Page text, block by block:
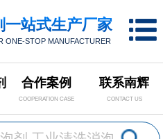
一站式生产厂家
ONE-STOP MANUFACTURER
合作案例
COOPERATION CASE
联系南辉
CONTACT US